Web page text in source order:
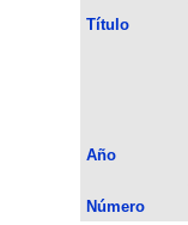
Título
Año
Número